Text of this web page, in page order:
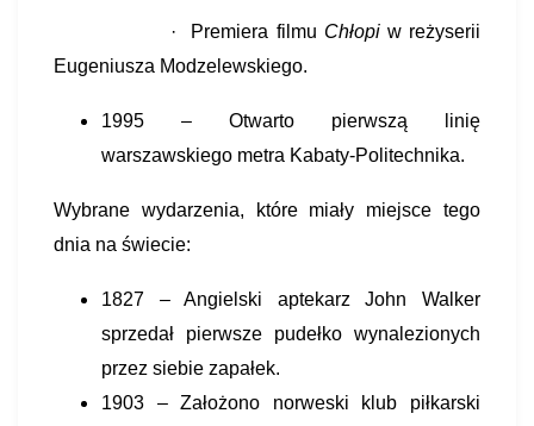
· Premiera filmu Chłopiw reżyserii
Eugeniusza Modzelewskiego.
1995 – Otwarto pierwszą linię
warszawskiego metra Kabaty-Politechnika.
Wybrane wydarzenia, które miały miejsce tego
dnia na świecie:
1827 – Angielski aptekarz John Walker
sprzedał pierwsze pudełko wynalezionych
przez siebie zapałek.
1903 – Założono norweski klub piłkarski